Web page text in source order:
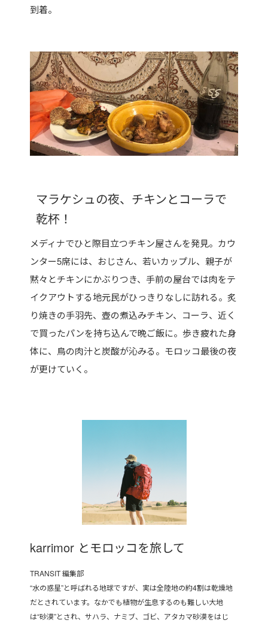
到着。
マラケシュの夜、チキンとコーラで
乾杯！
メディナでひと際目立つチキン屋さんを発見。カウ
ンター5席には、おじさん、若いカップル、親子が
黙々とチキンにかぶりつき、手前の屋台では肉をテ
イクアウトする地元民がひっきりなしに訪れる。炙
り焼きの手羽先、壺の煮込みチキン、コーラ、近く
で買ったパンを持ち込んで晩ご飯に。歩き疲れた身
体に、鳥の肉汁と炭酸が沁みる。モロッコ最後の夜
が更けていく。
karrimor とモロッコを旅して
TRANSIT 編集部
“水の惑星”と呼ばれる地球ですが、実は全陸地の約4割は乾燥地
だとされています。なかでも植物が生息するのも難しい大地
は“砂漠”とされ、サハラ、ナミブ、ゴビ、アタカマ砂漠をはじ